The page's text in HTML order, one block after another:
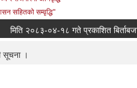
सहितको सम्वृद्धि"
मिति २०८३-०४-१८ गते प्रकाशित बिर्ताबजार
सूचना ।